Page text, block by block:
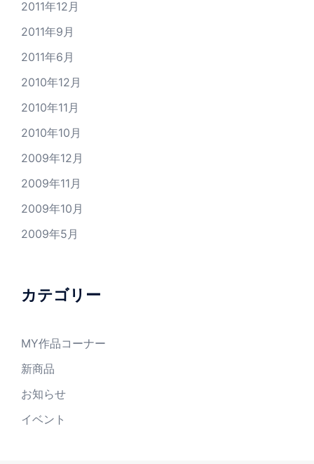
2011年12月
2011年9月
2011年6月
2010年12月
2010年11月
2010年10月
2009年12月
2009年11月
2009年10月
2009年5月
カテゴリー
MY作品コーナー
新商品
お知らせ
イベント